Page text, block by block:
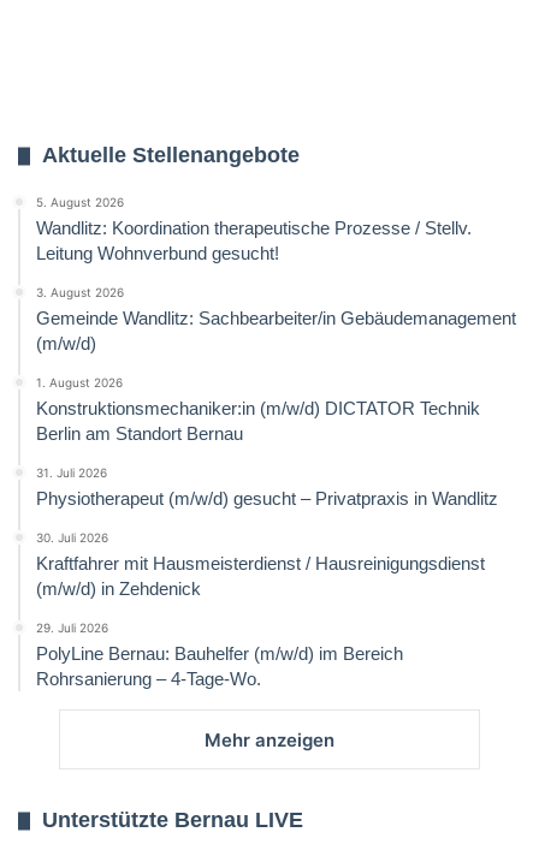
Aktuelle Stellenangebote
5. August 2026
Wandlitz: Koordination therapeutische Prozesse / Stellv.
Leitung Wohnverbund gesucht!
3. August 2026
Gemeinde Wandlitz: Sachbearbeiter/in Gebäudemanagement
(m/w/d)
1. August 2026
Konstruktionsmechaniker:in (m/w/d) DICTATOR Technik
Berlin am Standort Bernau
31. Juli 2026
Physiotherapeut (m/w/d) gesucht – Privatpraxis in Wandlitz
30. Juli 2026
Kraftfahrer mit Hausmeisterdienst / Hausreinigungsdienst
(m/w/d) in Zehdenick
29. Juli 2026
PolyLine Bernau: Bauhelfer (m/w/d) im Bereich
Rohrsanierung – 4-Tage-Wo.
Mehr anzeigen
Unterstützte Bernau LIVE